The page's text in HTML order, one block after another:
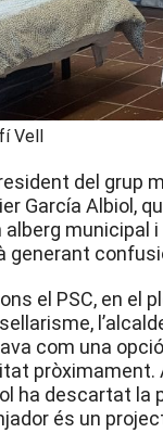
Vell
del grup
García Albiol,
alberg municipal
generant
el PSC, en el
com una
pròximament.
ha descartat la
és un